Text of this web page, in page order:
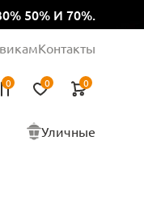
50% И 70%.
Контакты
0 0 0
Уличные